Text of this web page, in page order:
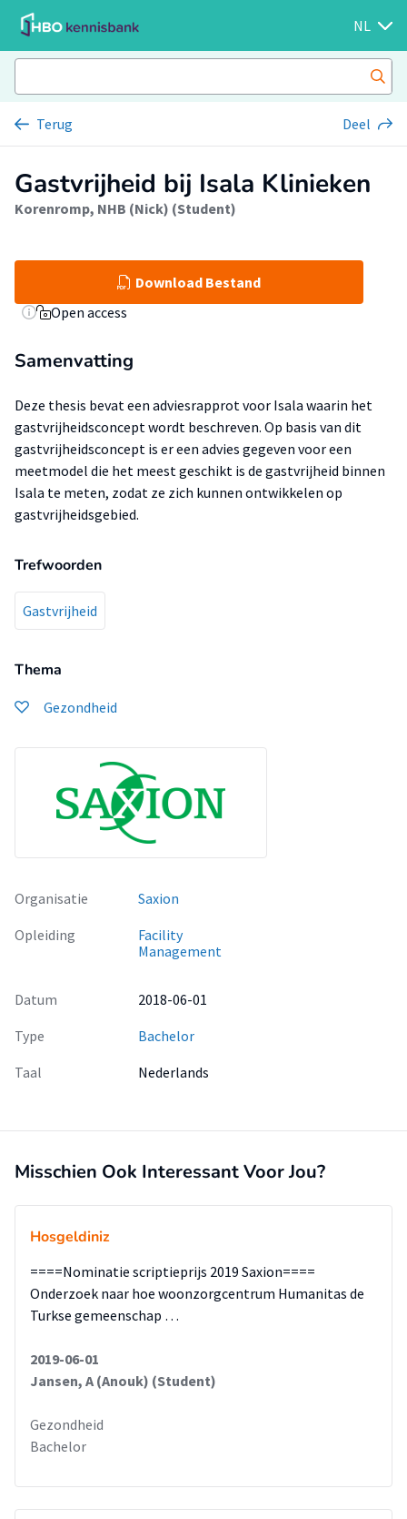
NL
Terug Deel
Gastvrijheid bij Isala Klinieken
Korenromp, NHB (Nick) (Student)
Download Bestand
Open access
Samenvatting
Deze thesis bevat een adviesrapprot voor Isala waarin het
gastvrijheidsconcept wordt beschreven. Op basis van dit
gastvrijheidsconcept is er een advies gegeven voor een
meetmodel die het meest geschikt is de gastvrijheid binnen
Isala te meten, zodat ze zich kunnen ontwikkelen op
gastvrijheidsgebied.
Trefwoorden
Gastvrijheid
Thema
Gezondheid
Organisatie
Saxion
Opleiding
Facility
Management
Datum
2018-06-01
Type
Bachelor
Taal
Nederlands
Misschien Ook Interessant Voor Jou?
Hosgeldiniz
====Nominatie scriptieprijs 2019 Saxion====
Onderzoek naar hoe woonzorgcentrum Humanitas de
Turkse gemeenschap …
2019-06-01
Jansen, A (Anouk) (Student)
Gezondheid
Bachelor